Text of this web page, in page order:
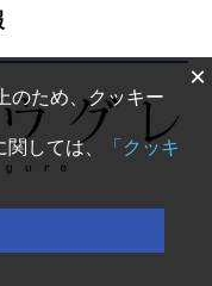
ね／キュアフィナ
のプロフィールと
ます。
×
のため、クッキー
しては、
「クッキ